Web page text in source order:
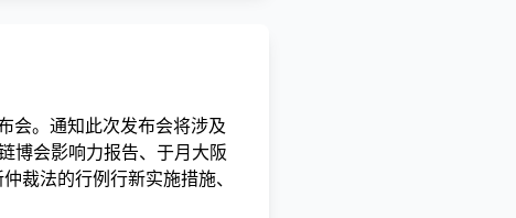
会。通知此次发布会将涉及
博会影响力报告、于月大阪
裁法的行例行新实施措施、